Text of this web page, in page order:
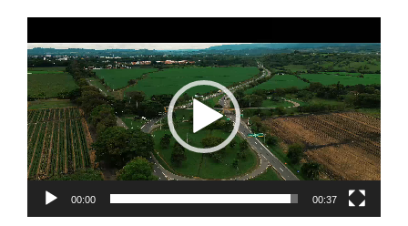
de
vídeo
00:00 00:37